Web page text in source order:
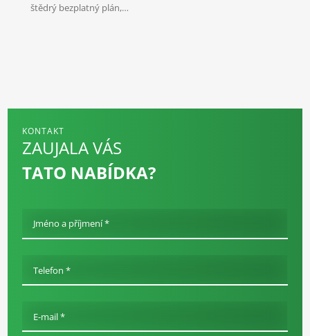
štědrý bezplatný plán,…
KONTAKT
ZAUJALA VÁS
TATO NABÍDKA?
Jméno a příjmení *
Telefon *
E-mail *